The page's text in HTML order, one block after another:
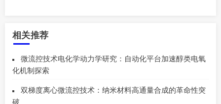
相关推荐
微流控技术电化学动力学研究：自动化平台加速醇类电氧
化机制探索
双梯度离心微流控技术：纳米材料高通量合成的革命性突
破